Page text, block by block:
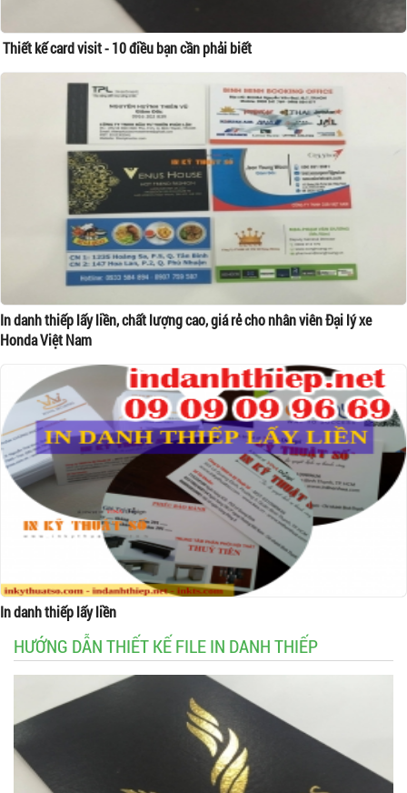
Thiết kế card visit - 10 điều bạn cần phải biết
In danh thiếp lấy liền, chất lượng cao, giá rẻ cho nhân viên Đại lý xe
Honda Việt Nam
In danh thiếp lấy liền
HƯỚNG DẪN THIẾT KẾ FILE IN DANH THIẾP